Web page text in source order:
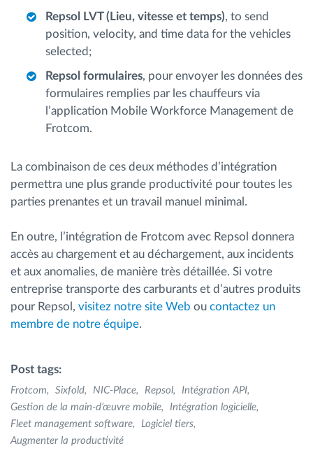
Repsol LVT (Lieu, vitesse et temps), to send
position, velocity, and time data for the vehicles
selected;
Repsol formulaires, pour envoyer les données des
formulaires remplies par les chauffeurs via
l’application Mobile Workforce Management de
Frotcom.
La combinaison de ces deux méthodes d’intégration
permettra une plus grande productivité pour toutes les
parties prenantes et un travail manuel minimal.
En outre, l’intégration de Frotcom avec Repsol donnera
accès au chargement et au déchargement, aux incidents
et aux anomalies, de manière très détaillée. Si votre
entreprise transporte des carburants et d’autres produits
pour Repsol, visitez notre site Web ou contactez un
membre de notre équipe.
Post tags:
Frotcom Sixfold NIC-Place Repsol
Intégration API
Gestion de la main-d’œuvre mobile
Intégration logicielle
Fleet management software
Logiciel tiers
Augmenter la productivité